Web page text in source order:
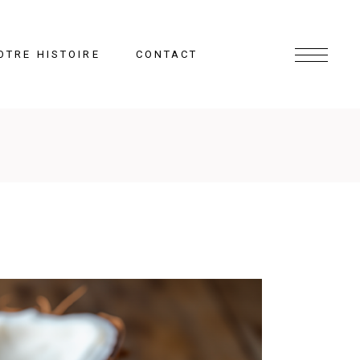
HISTOIRE CONTACT